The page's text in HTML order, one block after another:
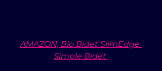
AMAZON, Bio Bidet SlimEdge
Simple Bidet